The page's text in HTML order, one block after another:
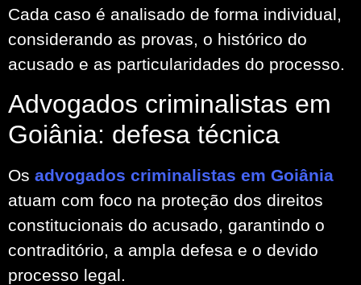
Cada caso é analisado de forma individual,
considerando as provas, o histórico do
acusado e as particularidades do processo.
Advogados criminalistas em
Goiânia: defesa técnica
Os advogados criminalistas em Goiânia
atuam com foco na proteção dos direitos
constitucionais do acusado, garantindo o
contraditório, a ampla defesa e o devido
processo legal.